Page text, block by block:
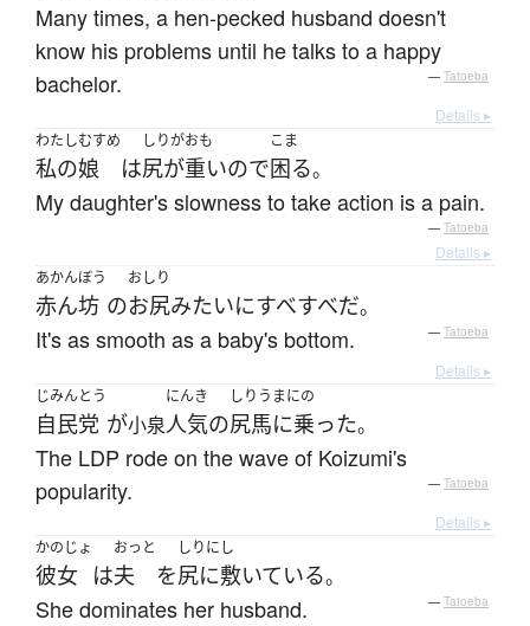
Many times, a hen-pecked husband doesn't
know his problems until he talks to a happy
bachelor.
— Tatoeba
Details ▸
わたし
私の
むすめ
娘 は
しりがおも
尻が重いので
こま
困る。
My daughter's slowness to take action is a pain.
— Tatoeba
Details ▸
あかんぼう
赤ん坊 の
おしり
お尻みたいにすべすべだ。
It's as smooth as a baby's bottom. — Tatoeba
Details ▸
じみんとう
自民党 が小泉
にんき
人気の
しりうまにの
尻馬に乗った。
The LDP rode on the wave of Koizumi's
popularity.
— Tatoeba
Details ▸
かのじょ
彼女 は
おっと
夫 を
しりにし
尻に敷いている。
She dominates her husband. — Tatoeba